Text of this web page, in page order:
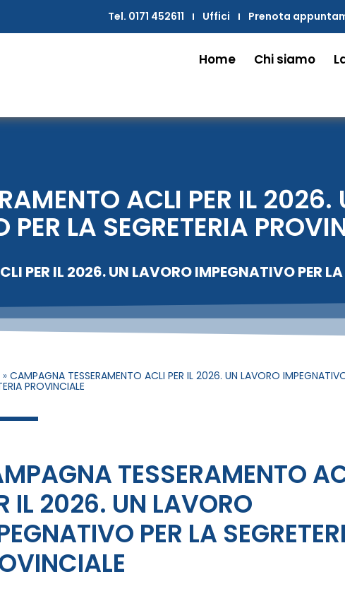
Tel. 0171 452611 Uffici Prenota
Home Chi siamo
ACLI PER IL 2026.
LA SEGRETERIA
PER IL 2026. UN LAVORO IMPEGNATIVO PER
»CAMPAGNA TESSERAMENTO ACLI PER IL 2026. UN LAVORO
PROVINCIALE
TESSERAMENTO
IL 2026. UN LAVORO
PER LA